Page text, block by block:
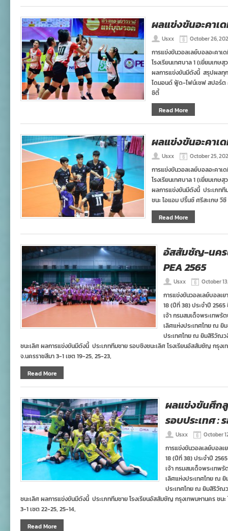
ผลแข่งขันอะคาเ
Usxx October 26,
การแข่งขันวอลเลย์บอลอะคาเ
โรงเรียนเทศบาล 1 (เยี่ยมเก
ผลการแข่งขันมีดังนี้ สรุปผลทุ
ไดมอนด์ ฟู้ด-ไฟน์เชฟ สปอร์ต
ซิตี้
Read More
ผลแข่งขันอะคาเ
Usxx October 25,
การแข่งขันวอลเลย์บอลอะคาเ
โรงเรียนเทศบาล 1 (เยี่ยมเก
ผลการแข่งขันมีดังนี้ ประเภท
ชนะ ไอแอม ปริ้นซ์ ศรีสะเกษ วี
Read More
อัสสัมชัญ-นคร
PEA 2565
Usxx October
การแข่งขันวอลเลย์บอลเย
18 (ปีที่ 38) ประจำปี
เจ้า กรมสมเด็จพระเทพรั
เลิศแห่งประเทศไทย ณ ยิ
ประเทศไทย ณ ยิมสิริวัณว
ชนะเลิศ ผลการแข่งขันมีดังนี้ ประเภททีมชาย รอบชิงชนะเลิศ โรงเรียนอัสสัมชัญ กรุงเ
จ.นครราชสีมา 3-1 เซต 19-25, 25-23,
Read More
ผลแข่งขันศึกลู
รอบประเทศ :
Usxx October
การแข่งขันวอลเลย์บอลเ
18 (ปีที่ 38) ประจำปี
เจ้า กรมสมเด็จพระเทพ
เลิศแห่งประเทศไทย ณ
ประเทศไทย ณ ยิมสิริวัณ
ชนะเลิศ ผลการแข่งขันมีดังนี้ ประเภททีมชาย โรงเรียนอัสสัมชัญ กรุงเทพมหานคร ชน
3-1 เซต 22-25, 25-14,
Read More